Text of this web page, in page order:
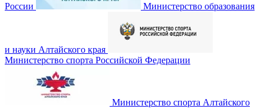
России Министерство образования
и науки Алтайского края
Министерство спорта Российской Федерации
Министерство спорта Алтайского